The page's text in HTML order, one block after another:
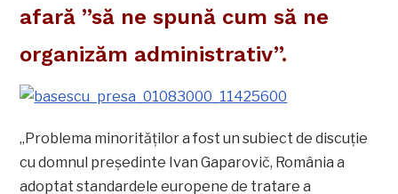
afară ”să ne spună cum să ne
organizăm administrativ”.
„Problema minorităţilor a fost un subiect de discuţie
cu domnul preşedinte Ivan Gaparovič, România a
adoptat standardele europene de tratare a